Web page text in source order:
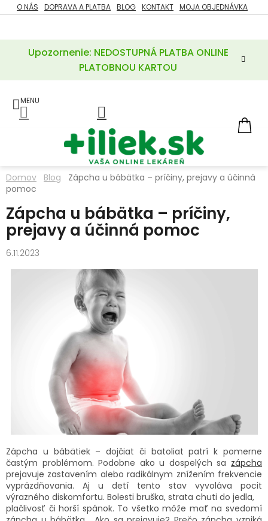
Prejsť
na
Upozornenie: NEDOSTUPNÁ PLATBA ONLINE
PLATOBNOU KARTOU
O NÁS DOPRAVA A PLATBA BLOG KONTAKT MOJA OBJEDNÁVKA
ZĽAVY
POTREBY
A
LIEKY
VITAMÍNY
MINERÁLY
KOZMETIKA
TRÁVENIE
DERMATOLÓGIA
DENTÁLNA
POMÔCKY
PRÍRODNÉ
LIEKY
Domov Blog
Zápcha u bábätka – príčiny, prejavy a účinná
pomoc
Zápcha u bábätka – príčiny,
prejavy a účinná pomoc
6.11.2023
Zápcha u bábätiek – dojčiat či batoliat patrí k pomerne
častým problémom. Podobne ako u dospelých sa zápcha
prejavuje zastavením alebo radikálnym znížením frekvencie
vyprázdňovania. Aj u detí tento stav vyvoláva pocit
výrazného diskomfortu. Bolesti bruška, strata chuti do jedla,
plačlivosť či horší spánok. To všetko môže mať na svedomí